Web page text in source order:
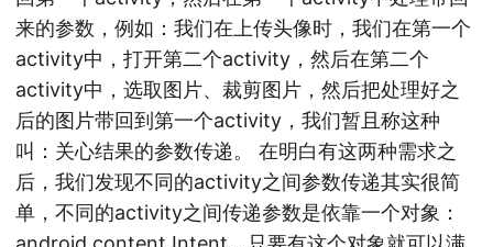
来的参数，例如：我们在上传头像时，我们在第一个
activity中，打开第二个activity，然后在第二个
activity中，选取图片、裁剪图片，然后把处理好之
后的图片带回到第一个activity，我们暂且称这种
叫：关心结果的参数传递。 在明白有这两种需求之
后，我们发现不同的activity之间参数传递其实很简
单，不同的activity之间传递参数是依靠一个对象：